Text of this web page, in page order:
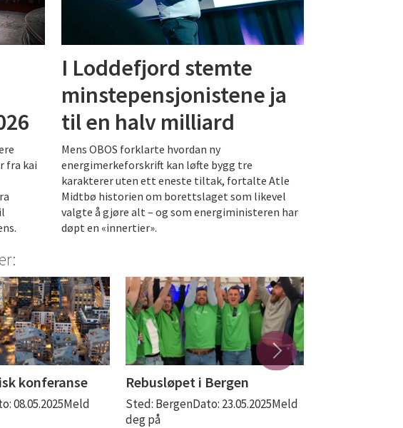
fra kai
I Loddefjord stemte
minstepensjonistene ja
til en halv milliard
Mens OBOS forklarte hvordan ny
energimerkeforskrift kan løfte bygg tre
karakterer uten ett eneste tiltak, fortalte Atle
Midtbø historien om borettslaget som likevel
valgte å gjøre alt – og som energiministeren har
døpt en «innertier».
konferanse
08.05.2025Meld
Rebusløpet i Bergen
Sted: BergenDato: 23.05.2025Meld
deg på